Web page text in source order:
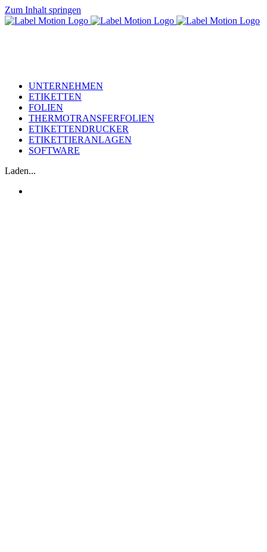
Zum Inhalt springen
UNTERNEHMEN
ETIKETTEN
FOLIEN
THERMOTRANSFERFOLIEN
ETIKETTENDRUCKER
ETIKETTIERANLAGEN
SOFTWARE
Laden...